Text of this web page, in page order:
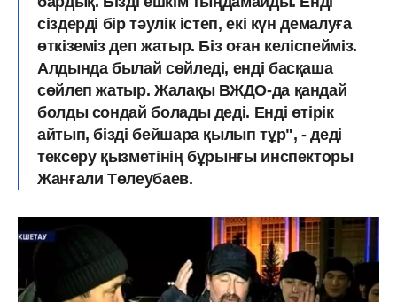
сіздерді бір тәулік істеп, екі күн демалуға
өткіземіз деп жатыр. Біз оған келіспейміз.
Алдында былай сөйледі, енді басқаша
сөйлеп жатыр. Жалақы ВЖДО-да қандай
болды сондай болады деді. Енді өтірік
айтып, бізді бейшара қылып тұр", - деді
тексеру қызметінің бұрынғы инспекторы
Жанғали Төлеубаев.